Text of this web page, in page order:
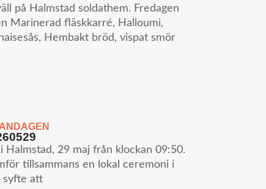
på Halmstad soldathem. Fredagen
Marinerad fläskkarré, Halloumi,
Hembakt bröd, vispat smör
Halmstad, 29 maj från klockan 09:50.
tillsammans en lokal ceremoni i
syfte att